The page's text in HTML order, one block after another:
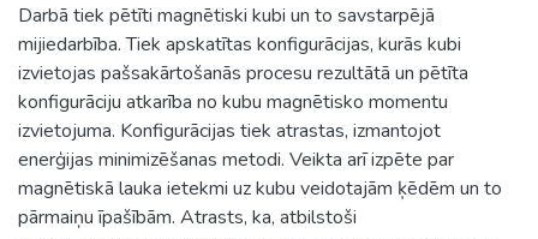
Darbā tiek pētīti magnētiski kubi un to savstarpējā
mijiedarbība. Tiek apskatītas konfigurācijas, kurās kubi
izvietojas pašsakārtošanās procesu rezultātā un pētīta
konfigurāciju atkarība no kubu magnētisko momentu
izvietojuma. Konfigurācijas tiek atrastas, izmantojot
enerģijas minimizēšanas metodi. Veikta arī izpēte par
magnētiskā lauka ietekmi uz kubu veidotajām ķēdēm un to
pārmaiņu īpašībām. Atrasts, ka, atbilstoši